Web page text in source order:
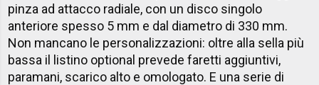
pinza ad attacco radiale, con un disco singolo
anteriore spesso 5 mm e dal diametro di 330 mm.
Non mancano le personalizzazioni: oltre alla sella più
bassa il listino optional prevede faretti aggiuntivi,
paramani, scarico alto e omologato. E una serie di